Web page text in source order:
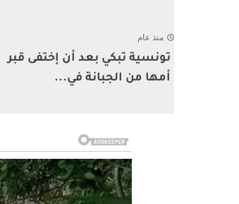
منذ عام
تونسية تبكي بعد أن إختفى قبر
أمها من الجبانة في...